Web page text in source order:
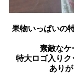
果物いっぱいの
素敵な
特大ロゴ入り
ありが